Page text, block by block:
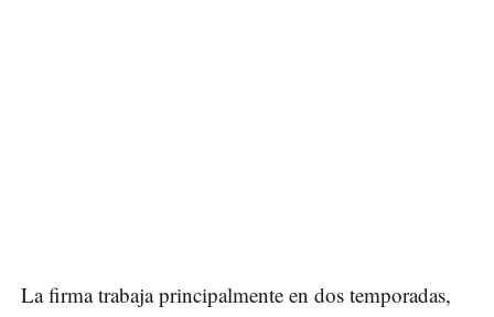
La firma trabaja principalmente en dos temporadas,